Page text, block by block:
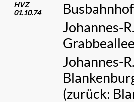
HVZ
01.10.74
Johannes-
Johannes-
(zurück: